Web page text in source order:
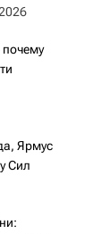
Ярмус
Сил